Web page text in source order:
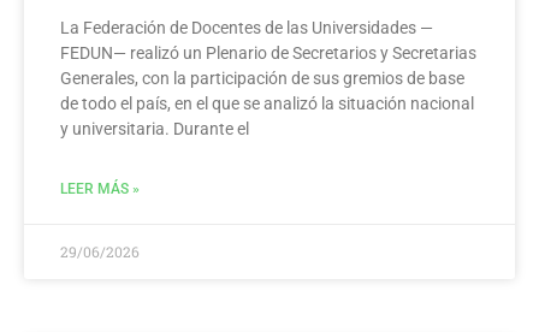
La Federación de Docentes de las Universidades —
FEDUN— realizó un Plenario de Secretarios y Secretarias
Generales, con la participación de sus gremios de base
de todo el país, en el que se analizó la situación nacional
y universitaria. Durante el
LEER MÁS »
29/06/2026